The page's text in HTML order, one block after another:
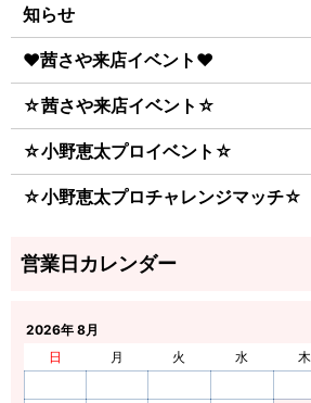
知らせ
♥茜さや来店イベント♥
☆茜さや来店イベント☆
☆小野恵太プロイベント☆
☆小野恵太プロチャレンジマッチ☆
2026年 8月
日
月 火 水 木